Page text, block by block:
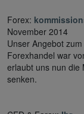
Forex:
November 2014
Unser Angebot
Forexhandel war
erlaubt uns nun die
senken.